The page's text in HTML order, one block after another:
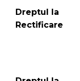
Dreptul la
Rectificare